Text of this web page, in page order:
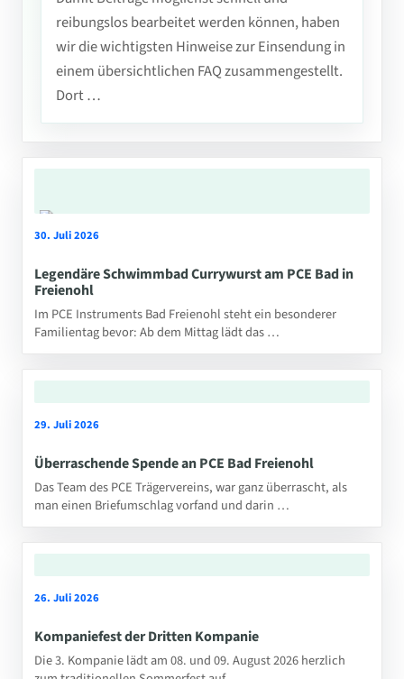
reibungslos bearbeitet werden können, haben
wir die wichtigsten Hinweise zur Einsendung in
einem übersichtlichen FAQ zusammengestellt.
Dort …
30. Juli 2026
Legendäre Schwimmbad Currywurst am PCE Bad in
Freienohl
Im PCE Instruments Bad Freienohl steht ein besonderer
Familientag bevor: Ab dem Mittag lädt das …
29. Juli 2026
Überraschende Spende an PCE Bad Freienohl
Das Team des PCE Trägervereins, war ganz überrascht, als
man einen Briefumschlag vorfand und darin …
26. Juli 2026
Kompaniefest der Dritten Kompanie
Die 3. Kompanie lädt am 08. und 09. August 2026 herzlich